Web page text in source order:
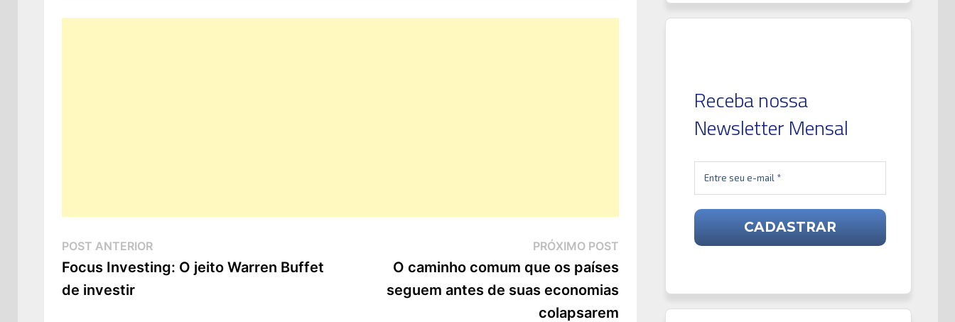
Navegação
de
Post
POST ANTERIORPost
Anterior:
Focus Investing: O jeito Warren Buffet
de investir
PRÓXIMO POST
O caminho comum que os países
seguem antes de suas economias
colapsarem
Receba nossa
Newsletter Mensal